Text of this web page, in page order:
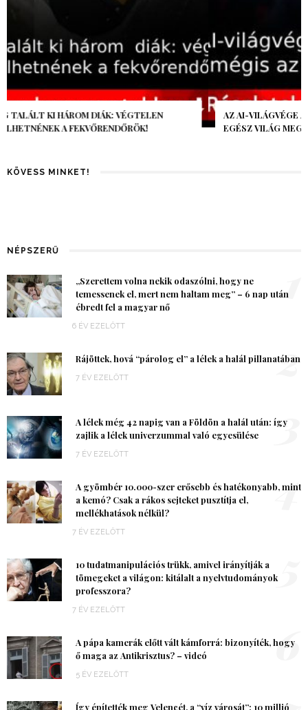
AZ AI-VILÁGVÉGE ÁRNYÉKA, CSAK PÁR ÓRA VOLT, MÉGIS AZ
EGÉSZ VILÁG MEGÉREZTE…
KÖVESS MINKET!
NÉPSZERŰ
„Szerettem volna nekik odaszólni, hogy ne
temessenek el, mert nem haltam meg” – 6 nap után
ébredt fel a magyar nő
6 ÉV EZELŐTT
1
Rájöttek, hová “párolog el” a lélek a halál pillanatában
7 ÉV EZELŐTT 2
A lélek még 42 napig van a Földön a halál után: így
zajlik a lélek univerzummal való egyesülése
7 ÉV EZELŐTT
3
A gyömbér 10.000-szer erősebb és hatékonyabb, mint
a kemó? Csak a rákos sejteket pusztítja el,
mellékhatások nélkül?
7 ÉV EZELŐTT
4
10 tudatmanipulációs trükk, amivel irányítják a
tömegeket a világon: kitálalt a nyelvtudományok
professzora?
7 ÉV EZELŐTT
A pápa kamerák előtt vált kámforrá: bizonyíték, hogy
ő maga az Antikrisztus? – videó
5 ÉV EZELŐTT
6
Így építették meg Velencét, a “víz városát”: 10 millió